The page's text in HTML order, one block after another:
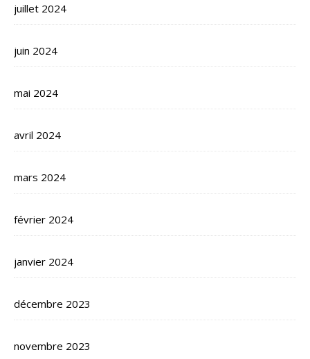
juillet 2024
juin 2024
mai 2024
avril 2024
mars 2024
février 2024
janvier 2024
décembre 2023
novembre 2023